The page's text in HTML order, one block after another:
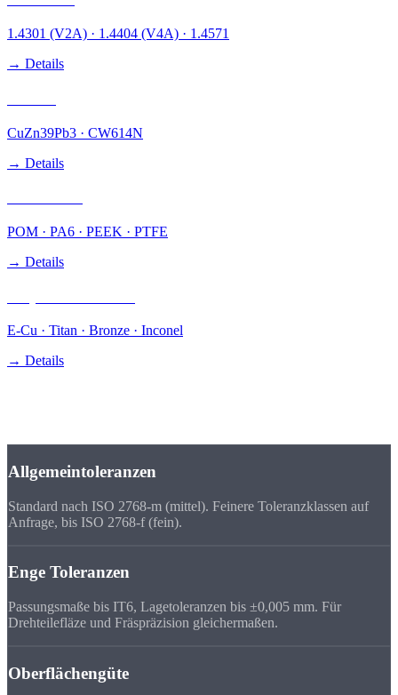
1.4301 (V2A) · 1.4404 (V4A) · 1.4571
→ Details
CuZn39Pb3 · CW614N
→ Details
POM · PA6 · PEEK · PTFE
→ Details
E-Cu · Titan · Bronze · Inconel
→ Details
Allgemeintoleranzen
Standard nach ISO 2768-m (mittel). Feinere Toleranzklassen auf
Anfrage, bis ISO 2768-f (fein).
Enge Toleranzen
Passungsmaße bis IT6, Lagetoleranzen bis ±0,005 mm. Für
Drehteilefläze und Fräspräzision gleichermaßen.
Oberflächengüte